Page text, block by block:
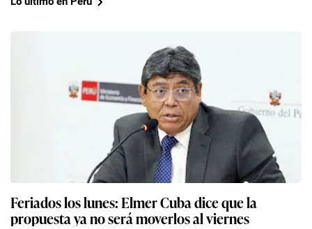
Feriados los lunes: Elmer Cuba dice que la
propuesta ya no será moverlos al viernes